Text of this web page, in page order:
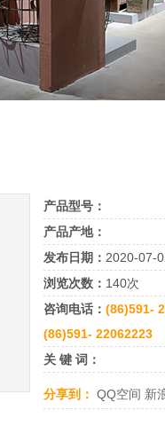
产品型号：
产品产地：
发布日期： 2020-07-
浏览次数： 140次
咨询电话： (86)591-
(86)591- 22062223
关 键 词：
分享到： QQ空间 新